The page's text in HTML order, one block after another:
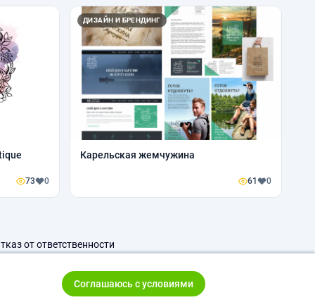
73 0
ДИЗАЙН И БРЕНДИНГ
Карельская жемчужина
61 0
от ответственности
Соглашаюсь с условиями